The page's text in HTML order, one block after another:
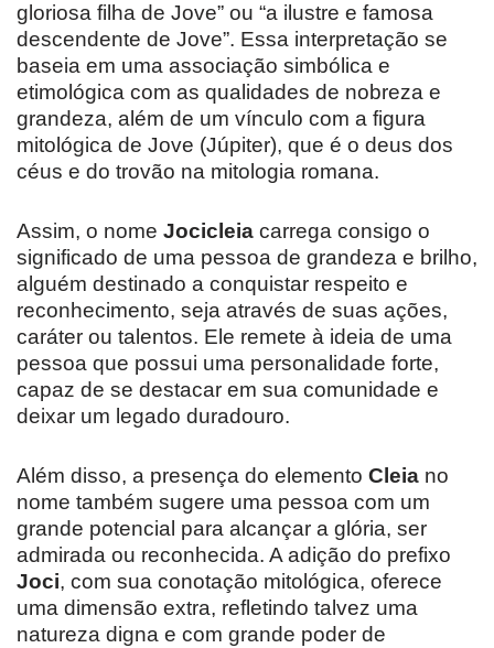
gloriosa filha de Jove” ou “a ilustre e famosa
descendente de Jove”. Essa interpretação se
baseia em uma associação simbólica e
etimológica com as qualidades de nobreza e
grandeza, além de um vínculo com a figura
mitológica de Jove (Júpiter), que é o deus dos
céus e do trovão na mitologia romana.
Assim, o nome Jocicleia carrega consigo o
significado de uma pessoa de grandeza e brilho,
alguém destinado a conquistar respeito e
reconhecimento, seja através de suas ações,
caráter ou talentos. Ele remete à ideia de uma
pessoa que possui uma personalidade forte,
capaz de se destacar em sua comunidade e
deixar um legado duradouro.
Além disso, a presença do elemento Cleia no
nome também sugere uma pessoa com um
grande potencial para alcançar a glória, ser
admirada ou reconhecida. A adição do prefixo
Joci, com sua conotação mitológica, oferece
uma dimensão extra, refletindo talvez uma
natureza digna e com grande poder de